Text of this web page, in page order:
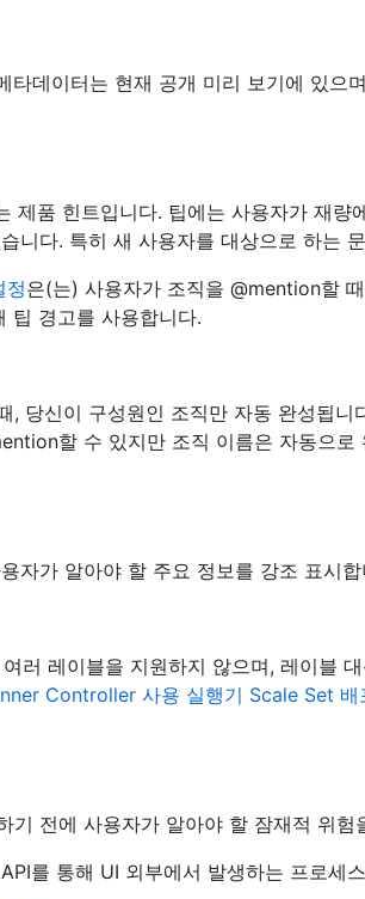
타데이터는 현재 공개 미리 보기에 있으
제품 힌트입니다. 팁에는 사용자가 재량
니다. 특히 새 사용자를 대상으로 하는
정은(는) 사용자가 조직을 @mention할
팁 경고를 사용합니다.
, 당신이 구성원인 조직만 자동 완성됩니
할 수 있지만 조직 이름은 자동으로
자가 알아야 할 주요 정보를 강조 표시합
러 레이블을 지원하지 않으며, 레이블
Controller 사용 실행기 Scale Set 배
기 전에 사용자가 알아야 할 잠재적 위험
를 통해 UI 외부에서 발생하는 프로세